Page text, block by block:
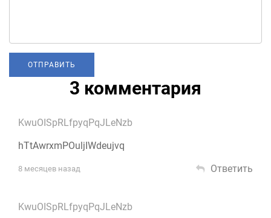
3 комментария
KwuOISpRLfpyqPqJLeNzb
hTtAwrxmPOuljIWdeujvq
8 месяцев назад Ответить
KwuOISpRLfpyqPqJLeNzb